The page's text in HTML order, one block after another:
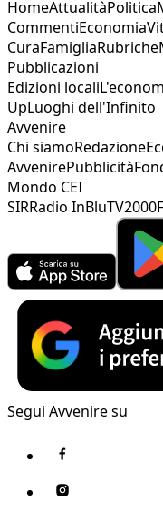
HomeAttualitàPolitica
CommentiEconomia
CuraFamigliaRubriche
Pubblicazioni
Edizioni locali
UpLuoghi dell'Infinito
Avvenire
Chi siamoRedazione
AvvenirePubblicità
Mondo CEI
SIRRadio InBluTV2000
Segui Avvenire su